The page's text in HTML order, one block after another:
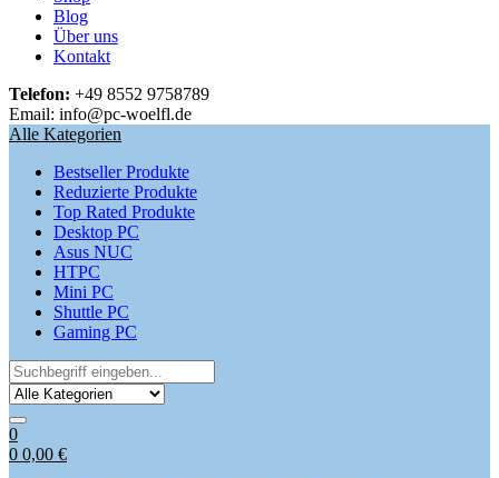
Blog
Über uns
Kontakt
Telefon: +49 8552 9758789
Email: info@pc-woelfl.de
Alle Kategorien
Bestseller Produkte
Reduzierte Produkte
Top Rated Produkte
Desktop PC
Asus NUC
HTPC
Mini PC
Shuttle PC
Gaming PC
Search
for:
0
0 0,00 €